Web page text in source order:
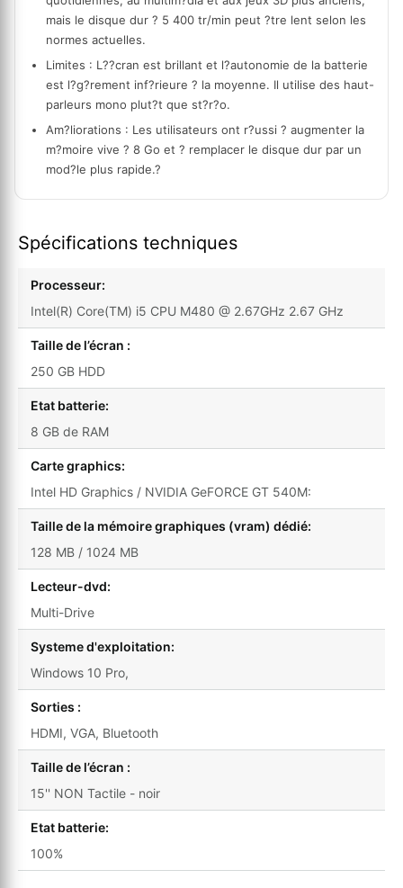
mais le disque dur ? 5 400 tr/min peut ?tre lent selon les
normes actuelles.
Limites : L??cran est brillant et l?autonomie de la batterie
est l?g?rement inf?rieure ? la moyenne. Il utilise des haut-
parleurs mono plut?t que st?r?o.
Am?liorations : Les utilisateurs ont r?ussi ? augmenter la
m?moire vive ? 8 Go et ? remplacer le disque dur par un
mod?le plus rapide.?
Spécifications techniques
Processeur:
Intel(R) Core(TM) i5 CPU M480 @ 2.67GHz 2.67 GHz
Taille de l’écran :
250 GB HDD
Etat batterie:
8 GB de RAM
Carte graphics:
Intel HD Graphics / NVIDIA GeFORCE GT 540M:
Taille de la mémoire graphiques (vram) dédié:
128 MB / 1024 MB
Lecteur-dvd:
Multi-Drive
Systeme d'exploitation:
Windows 10 Pro,
Sorties :
HDMI, VGA, Bluetooth
Taille de l’écran :
15'' NON Tactile - noir
Etat batterie:
100%